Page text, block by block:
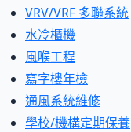
VRV/VRF 多聯系統
水冷櫃機
風喉工程
寫字樓年檢
通風系統維修
學校/機構定期保養